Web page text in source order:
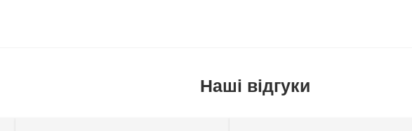
Наші відгуки